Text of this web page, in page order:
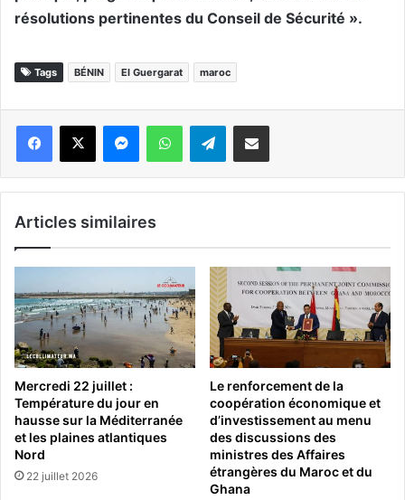
résolutions pertinentes du Conseil de Sécurité ».
Tags BÉNIN El Guergarat maroc
WhatsApp Telegram
Articles similaires
Mercredi 22 juillet :
Température du jour en
hausse sur la Méditerranée
et les plaines atlantiques
Nord
22 juillet 2026
Le renforcement de la
coopération économique et
d’investissement au menu
des discussions des
ministres des Affaires
étrangères du Maroc et du
Ghana